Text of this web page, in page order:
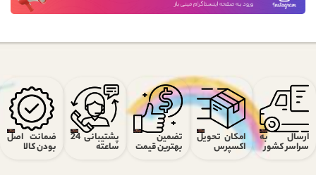
ارسال به
سراسر کشور
امکان تحویل
اکسپرس
تضمین
بهترین قیمت
پشتیبانی 24
ساعته
ضمانت اصل
بودن کالا